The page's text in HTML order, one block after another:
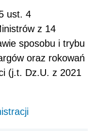
ust. 4
z 14
sposobu i trybu
oraz rokowań
(j.t. Dz.U. z 2021